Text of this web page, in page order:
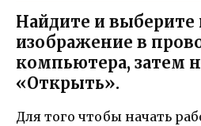
Найдите и
изображение в
компьютера, затем
«Открыть».
Для того чтобы начать